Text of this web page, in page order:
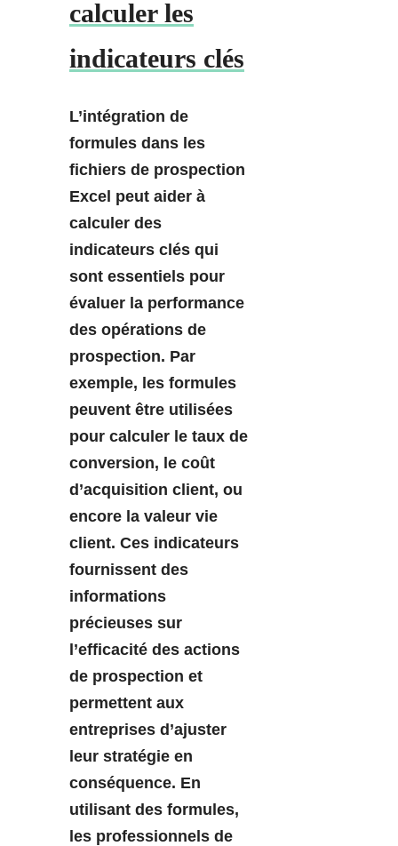
calculer les
indicateurs clés
L’intégration de
formules dans les
fichiers de prospection
Excel peut aider à
calculer des
indicateurs clés qui
sont essentiels pour
évaluer la performance
des opérations de
prospection. Par
exemple, les formules
peuvent être utilisées
pour calculer le taux de
conversion, le coût
d’acquisition client, ou
encore la valeur vie
client. Ces indicateurs
fournissent des
informations
précieuses sur
l’efficacité des actions
de prospection et
permettent aux
entreprises d’ajuster
leur stratégie en
conséquence. En
utilisant des formules,
les professionnels de